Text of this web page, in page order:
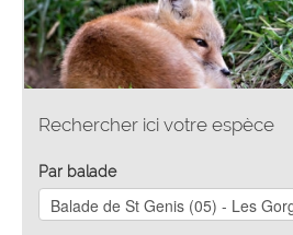
Rechercher ici votre espèce
Par balade